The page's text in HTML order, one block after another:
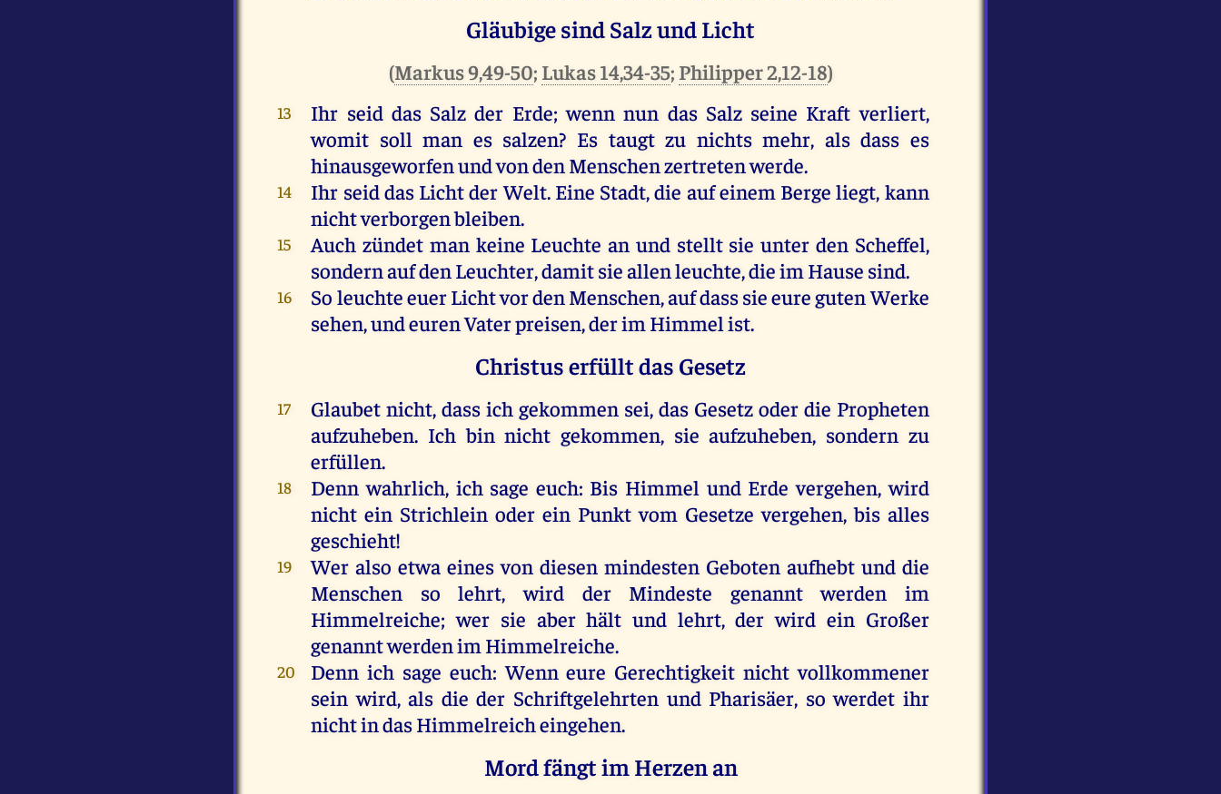
Gläubige sind Salz und Licht
(Markus 9,49-50; Lukas 14,34-35; Philipper 2,12-18)
13
Ihr seid das Salz der Erde; wenn nun das Salz seine Kraft verliert,
womit soll man es salzen? Es taugt zu nichts mehr, als dass es
hinausgeworfen und von den Menschen zertreten werde.
14
Ihr seid das Licht der Welt. Eine Stadt, die auf einem Berge liegt, kann
nicht verborgen bleiben.
15
Auch zündet man keine Leuchte an und stellt sie unter den Scheffel,
sondern auf den Leuchter, damit sie allen leuchte, die im Hause sind.
16
So leuchte euer Licht vor den Menschen, auf dass sie eure guten Werke
sehen, und euren Vater preisen, der im Himmel ist.
Christus erfüllt das Gesetz
17
Glaubet nicht, dass ich gekommen sei, das Gesetz oder die Propheten
aufzuheben. Ich bin nicht gekommen, sie aufzuheben, sondern zu
erfüllen.
18
Denn wahrlich, ich sage euch: Bis Himmel und Erde vergehen, wird
nicht ein Strichlein oder ein Punkt vom Gesetze vergehen, bis alles
geschieht!
19
Wer also etwa eines von diesen mindesten Geboten aufhebt und die
Menschen so lehrt, wird der Mindeste genannt werden im
Himmelreiche; wer sie aber hält und lehrt, der wird ein Großer
genannt werden im Himmelreiche.
20
Denn ich sage euch: Wenn eure Gerechtigkeit nicht vollkommener
sein wird, als die der Schriftgelehrten und Pharisäer, so werdet ihr
nicht in das Himmelreich eingehen.
Mord fängt im Herzen an